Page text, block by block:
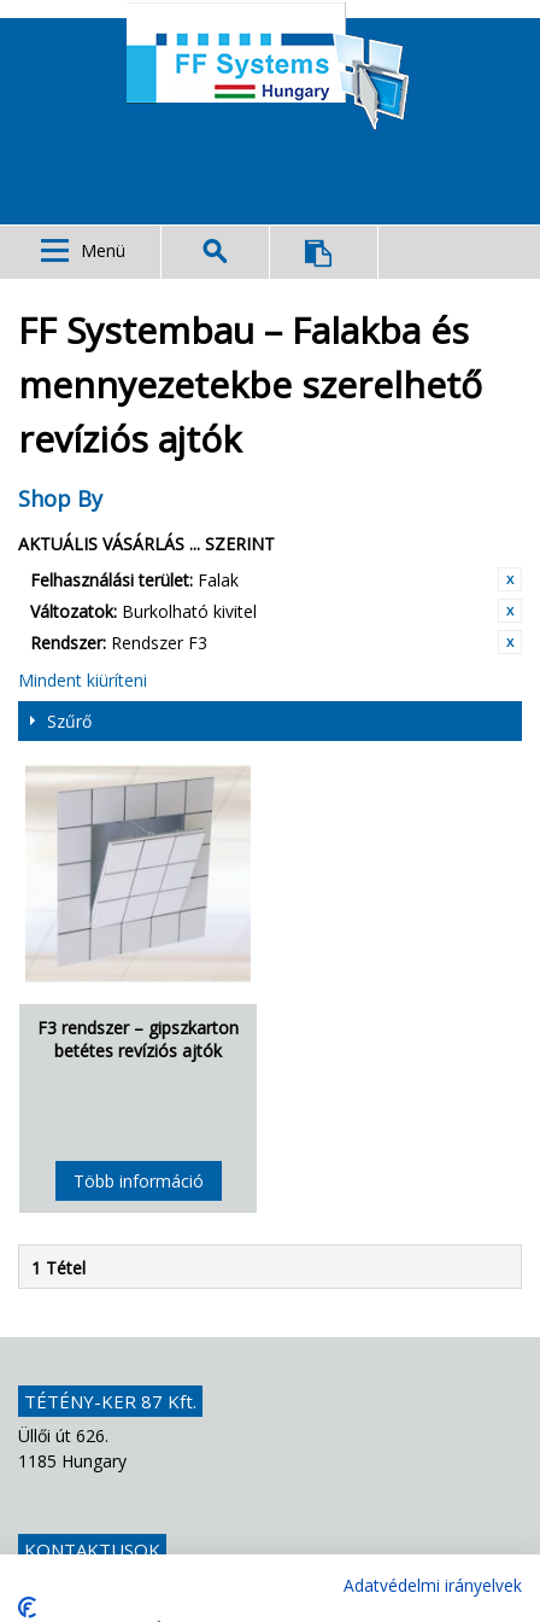
Menü
FF Systembau – Falakba és
mennyezetekbe szerelhető
revíziós ajtók
Shop By
AKTUÁLIS VÁSÁRLÁS ... SZERINT
Felhasználási terület: Falak
Változatok: Burkolható kivitel
Rendszer: Rendszer F3
Mindent kiüríteni
Szűrő
F3 rendszer – gipszkarton
betétes revíziós ajtók
Több információ
1 Tétel
TÉTÉNY-KER 87 Kft.
Üllői út 626.
1185 Hungary
KONTAKTUSOK
E-mail
Adatvédelmi irányelvek